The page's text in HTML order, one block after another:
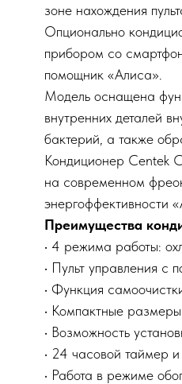
зоне нахождения
Опционально
прибором со
помощник «Алиса».
Модель оснащена
внутренних деталей
бактерий, а также
Кондиционер Centek
на современном
энергоффективности
Преимущества
• 4 режима работы:
• Пульт управления с
• Функция
• Компактные
• Возможность
• 24 часовой таймер
• Работа в режиме